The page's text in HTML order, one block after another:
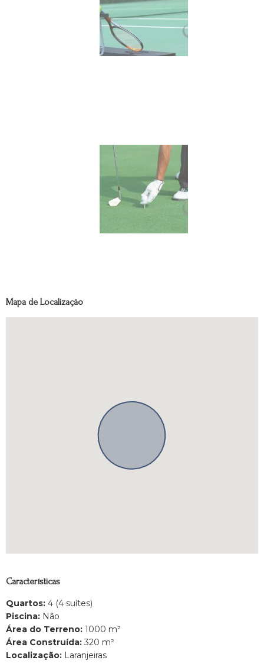
Mapa de Localização
Características
Quartos: 4 (4 suítes)
Piscina: Não
Área do Terreno: 1000 m²
Área Construída: 320 m²
Localização: Laranjeiras